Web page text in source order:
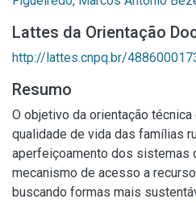
Lattes da Orientação
http://lattes.cnpq.br/
Resumo
O objetivo da orientação técnica
qualidade de vida das famílias
aperfeiçoamento dos sistemas
mecanismo de acesso a
buscando formas mais